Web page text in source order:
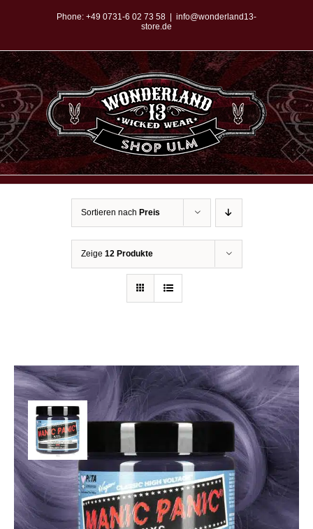
springen
Phone: +49 0731-6 02 73 58
info@wonderland13-
store.de
Sortieren nach Preis
Zeige 12 Produkte
Manic Panic Haarfarbe
Twilight Blue
14,90€
Inkl. MwSt.
zzgl.Versand
Lieferzeit: ca. 1-2 Tage DE, ca. 3-4 Tage EU